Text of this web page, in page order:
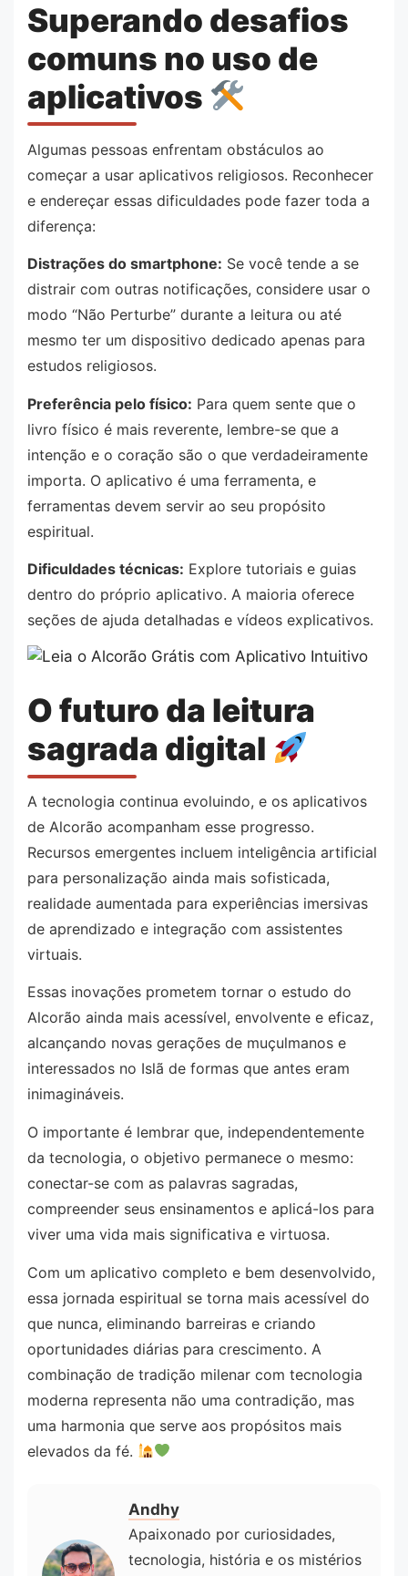
Superando desafios
comuns no uso de
aplicativos
Algumas pessoas enfrentam obstáculos ao
começar a usar aplicativos religiosos. Reconhecer
e endereçar essas dificuldades pode fazer toda a
diferença:
Distrações do smartphone: Se você tende a se
distrair com outras notificações, considere usar o
modo “Não Perturbe” durante a leitura ou até
mesmo ter um dispositivo dedicado apenas para
estudos religiosos.
Preferência pelo físico: Para quem sente que o
livro físico é mais reverente, lembre-se que a
intenção e o coração são o que verdadeiramente
importa. O aplicativo é uma ferramenta, e
ferramentas devem servir ao seu propósito
espiritual.
Dificuldades técnicas: Explore tutoriais e guias
dentro do próprio aplicativo. A maioria oferece
seções de ajuda detalhadas e vídeos explicativos.
O futuro da leitura
sagrada digital
A tecnologia continua evoluindo, e os aplicativos
de Alcorão acompanham esse progresso.
Recursos emergentes incluem inteligência artificial
para personalização ainda mais sofisticada,
realidade aumentada para experiências imersivas
de aprendizado e integração com assistentes
virtuais.
Essas inovações prometem tornar o estudo do
Alcorão ainda mais acessível, envolvente e eficaz,
alcançando novas gerações de muçulmanos e
interessados no Islã de formas que antes eram
inimagináveis.
O importante é lembrar que, independentemente
da tecnologia, o objetivo permanece o mesmo:
conectar-se com as palavras sagradas,
compreender seus ensinamentos e aplicá-los para
viver uma vida mais significativa e virtuosa.
Com um aplicativo completo e bem desenvolvido,
essa jornada espiritual se torna mais acessível do
que nunca, eliminando barreiras e criando
oportunidades diárias para crescimento. A
combinação de tradição milenar com tecnologia
moderna representa não uma contradição, mas
uma harmonia que serve aos propósitos mais
elevados da fé.
Andhy
Apaixonado por curiosidades,
tecnologia, história e os mistérios